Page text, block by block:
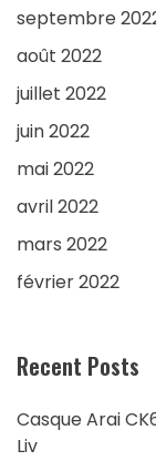
septembre
août 2022
juillet 2022
juin 2022
mai 2022
avril 2022
mars 2022
février 2022
Recent Posts
Casque Arai
Liv